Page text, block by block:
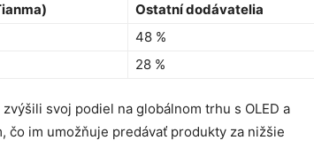
Ostatní dodávatelia
48 %
28 %
svoj podiel na globálnom trhu s OLED a
čo im umožňuje predávať produkty za nižšie